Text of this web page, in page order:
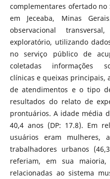
complementares ofertado no
em Jeceaba, Minas
observacional
exploratório, utilizando
no serviço público de
coletadas informações
clínicas e queixas principais,
de atendimentos e o tipo
resultados do relato de
prontuários. A idade média
40,4 anos (DP: 17.8). Em
usuários eram mulheres,
trabalhadores urbanos
referiam, em sua maioria,
relacionadas ao sistema